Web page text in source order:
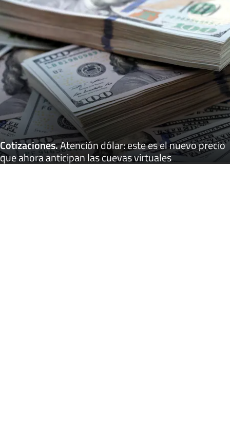
Cotizaciones.Atención dólar: este es el nuevo precio
que ahora anticipan las cuevas virtuales